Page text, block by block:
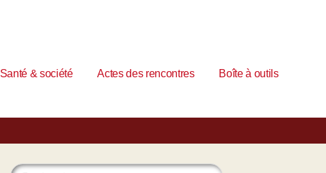
Santé & société Actes des rencontres
Boîte à outils